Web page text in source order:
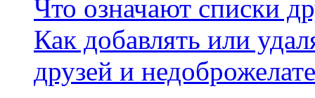
Что означают списки
Как добавлять или
друзей и